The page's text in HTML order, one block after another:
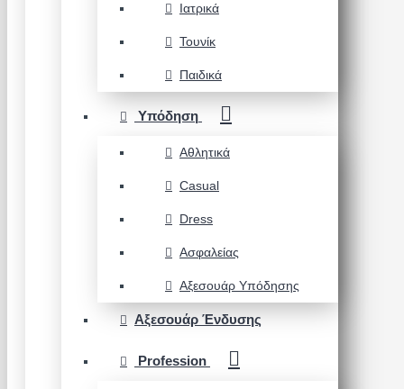
Ιατρικά
Τουνίκ
Παιδικά
Υπόδηση
Αθλητικά
Casual
Dress
Ασφαλείας
Αξεσουάρ Υπόδησης
Αξεσουάρ Ένδυσης
Profession